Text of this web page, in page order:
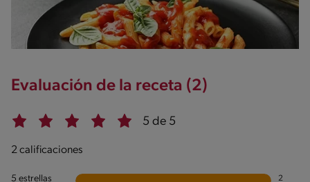
Evaluación de la receta (2)
5 de 5
2 calificaciones
5 estrellas 2